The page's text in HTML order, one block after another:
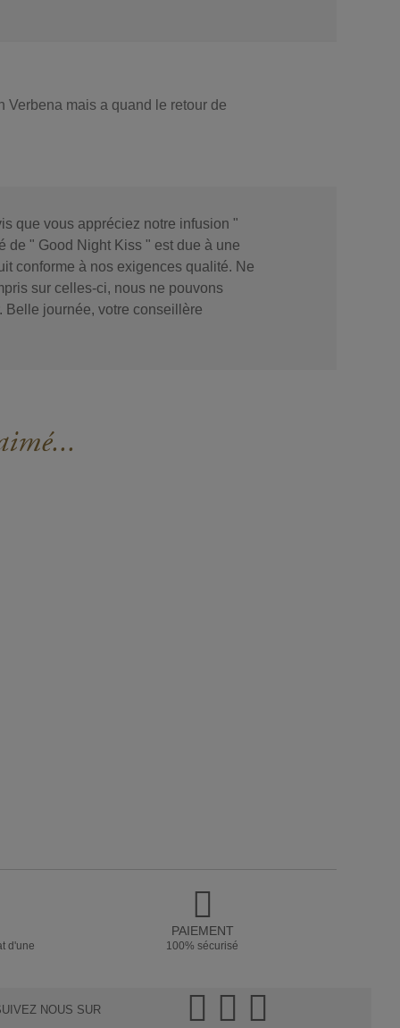
Verbena mais a quand le retour de
que vous appréciez notre infusion "
de " Good Night Kiss " est due à une
conforme à nos exigences qualité. Ne
sur celles-ci, nous ne pouvons
Belle journée, votre conseillère
d'une
PAIEMENT
100% sécurisé
NOUS SUR